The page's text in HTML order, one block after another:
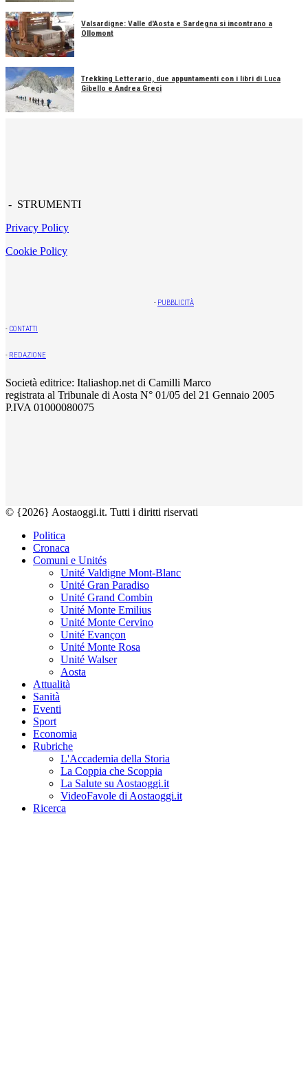
Valsardigne: Valle d'Aosta e Sardegna si incontrano a
Ollomont
Trekking Letterario, due appuntamenti con i libri di Luca
Gibello e Andrea Greci
- STRUMENTI
Privacy Policy
Cookie Policy
- PUBBLICITÀ
- CONTATTI
- REDAZIONE
Società editrice: Italiashop.net di Camilli Marco
registrata al Tribunale di Aosta N° 01/05 del 21 Gennaio 2005
P.IVA 01000080075
© {2026} Aostaoggi.it. Tutti i diritti riservati
Politica
Cronaca
Comuni e Unités
Unité Valdigne Mont-Blanc
Unité Gran Paradiso
Unité Grand Combin
Unité Monte Emilius
Unité Monte Cervino
Unité Evançon
Unité Monte Rosa
Unité Walser
Aosta
Attualità
Sanità
Eventi
Sport
Economia
Rubriche
L'Accademia della Storia
La Coppia che Scoppia
La Salute su Aostaoggi.it
VideoFavole di Aostaoggi.it
Ricerca